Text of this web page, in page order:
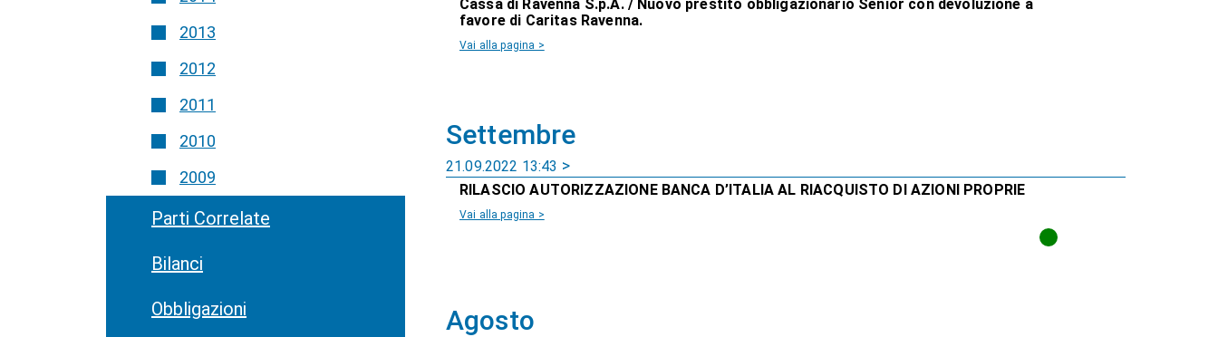
2013
2012
2011
2010
2009
Parti Correlate
Bilanci
Obbligazioni
Cassa di Ravenna S.p.A. / Nuovo prestito obbligazionario Senior con devoluzione a
favore di Caritas Ravenna.
Vai alla pagina >
Settembre
21.09.2022 13:43
RILASCIO AUTORIZZAZIONE BANCA D’ITALIA AL RIACQUISTO DI AZIONI PROPRIE
Vai alla pagina >
Agosto